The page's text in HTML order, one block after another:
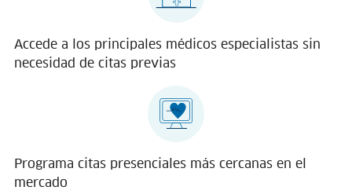
Accede a los principales médicos especialistas sin
necesidad de citas previas
Programa citas presenciales más cercanas en el
mercado